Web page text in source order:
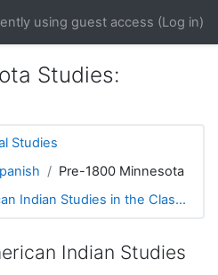
using guest access (Log in)
Studies:
Studies
Pre-1800 Minnesota
Indian Studies in the Clas...
Indian Studies